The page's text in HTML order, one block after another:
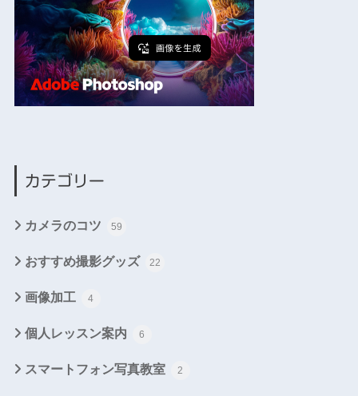
カテゴリー
カメラのコツ 59
おすすめ撮影グッズ 22
画像加工 4
個人レッスン案内 6
スマートフォン写真教室 2